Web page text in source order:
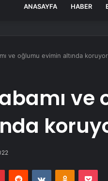
ANASAYFA HABER
ve oğlumu evimin altında
ve
PinterestReddit VKontakte